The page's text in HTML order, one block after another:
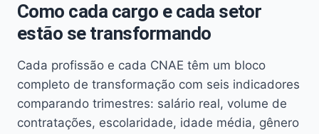
Como cada cargo e cada setor
estão se transformando
Cada profissão e cada CNAE têm um bloco
completo de transformação com seis indicadores
comparando trimestres: salário real, volume de
contratações, escolaridade, idade média, gênero